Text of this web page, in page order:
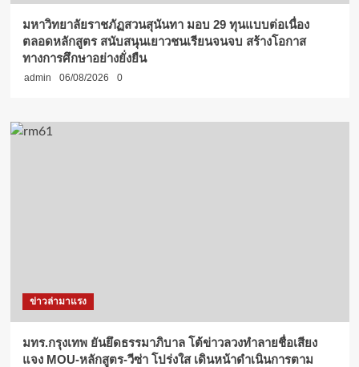
มหาวิทยาลัยราชภัฏสวนสุนันทา มอบ 29 ทุนแบบต่อเนื่อง
ตลอดหลักสูตร สนับสนุนเยาวชนเรียนจนจบ สร้างโอกาส
ทางการศึกษาอย่างยั่งยืน
admin 06/08/2026 0
ข่าวล่ามาแรง
มทร.กรุงเทพ ยันยึดธรรมาภิบาล โต้ข่าวลวงทำลายชื่อเสียง
แจง MOU-หลักสูตร-วีซ่า โปร่งใส เดินหน้าดำเนินการตาม